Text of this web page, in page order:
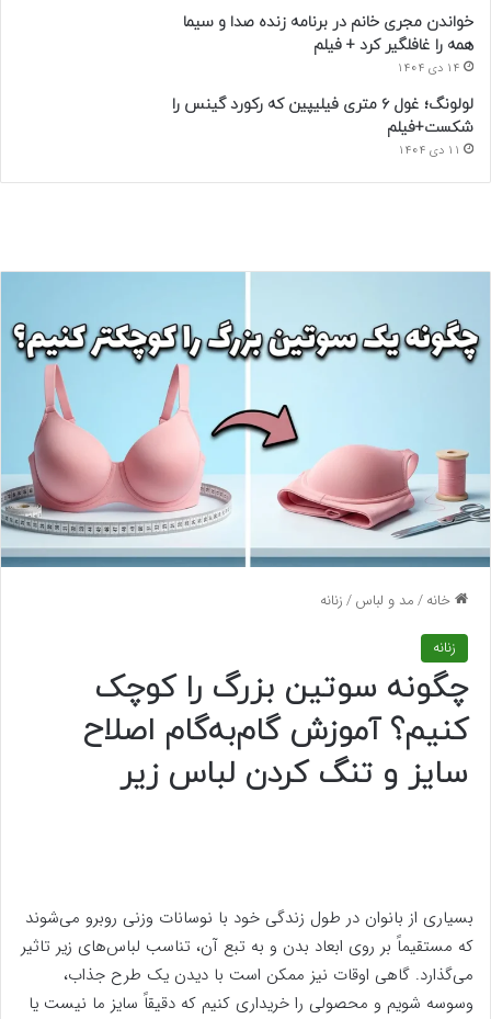
خواندن مجری خانم در برنامه زنده صدا و سیما
همه را غافلگیر کرد + فیلم
14 دی 1404
لولونگ؛ غول ۶ متری فیلیپین که رکورد گینس را
شکست+فیلم
11 دی 1404